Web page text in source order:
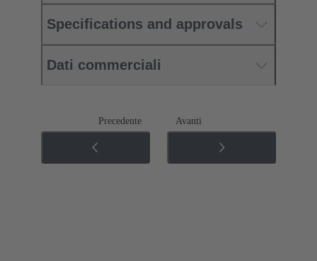
Specifications and approvals
Dati commerciali
Precedente Avanti